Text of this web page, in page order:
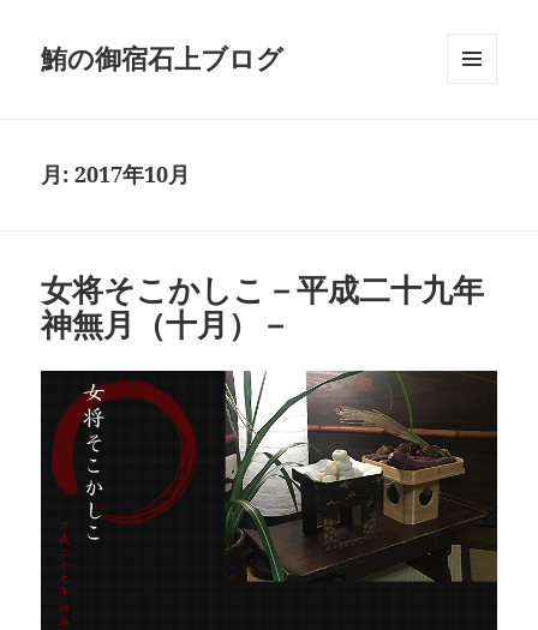
鮪の御宿石上ブログ
月:2017年10月
女将そこかしこ－平成二十九年
神無月（十月）－